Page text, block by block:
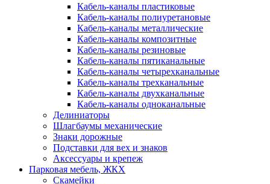
Кабель-каналы пластиковые
Кабель-каналы полиуретановые
Кабель-каналы металлические
Кабель-каналы композитные
Кабель-каналы резиновые
Кабель-каналы пятиканальные
Кабель-каналы четырехканальные
Кабель-каналы трехканальные
Кабель-каналы двухканальные
Кабель-каналы одноканальные
Делиниаторы
Шлагбаумы механические
Знаки дорожные
Подставки для вех и знаков
Аксессуары и крепеж
Парковая мебель, ЖКХ
Скамейки